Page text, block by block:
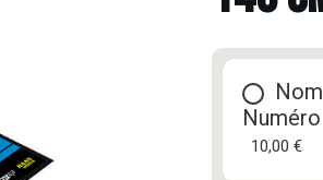
Numéro
10,00 €